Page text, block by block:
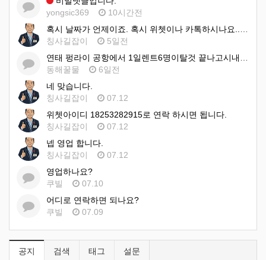
yongsic369
10시간전
칭사길잡이
5일전
동해꿀물
6일전
네 맞습니다.
칭사길잡이
07.12
위쳇아이디 18253282915로 연락 하시면 됩니다.
칭사길잡이
07.12
넵 영업 합니다.
칭사길잡이
07.12
영업하나요?
쿠빌
07.10
어디로 연락하면 되나요?
쿠빌
07.09
공지 검색 태그 설문